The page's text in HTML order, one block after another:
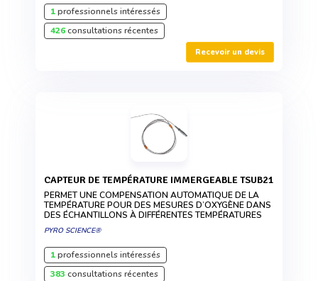
1professionnels intéressés
426consultations récentes
Recevoir un devis
CAPTEUR DE TEMPÉRATURE IMMERGEABLE TSUB21
PERMET UNE COMPENSATION AUTOMATIQUE DE LA
TEMPÉRATURE POUR DES MESURES D’OXYGÈNE DANS
DES ÉCHANTILLONS À DIFFÉRENTES TEMPÉRATURES
PYRO SCIENCE®
1professionnels intéressés
383 consultations récentes